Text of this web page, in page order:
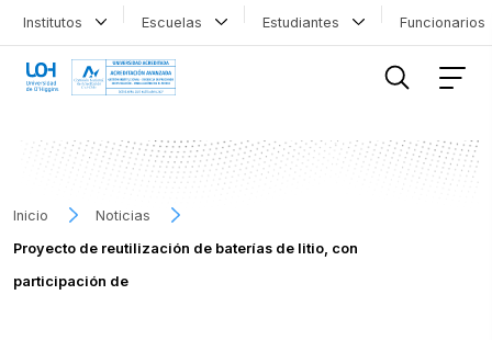
Institutos Escuelas Estudiantes
Inicio
Noticias
Proyecto de reutilización de baterías de litio, con
participación de